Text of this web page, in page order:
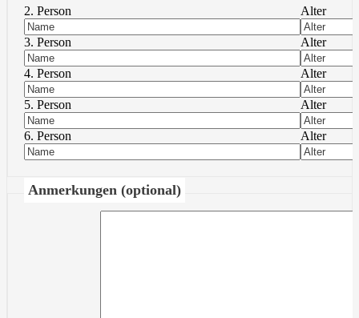
2. Person Alter
3. Person Alter
4. Person Alter
5. Person Alter
6. Person Alter
Anmerkungen (optional)